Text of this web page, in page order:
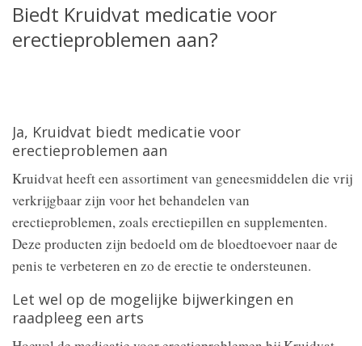
Biedt Kruidvat medicatie voor
erectieproblemen aan?
Ja, Kruidvat biedt medicatie voor
erectieproblemen aan
Kruidvat heeft een assortiment van geneesmiddelen die vrij
verkrijgbaar zijn voor het behandelen van
erectieproblemen, zoals erectiepillen en supplementen.
Deze producten zijn bedoeld om de bloedtoevoer naar de
penis te verbeteren en zo de erectie te ondersteunen.
Let wel op de mogelijke bijwerkingen en
raadpleeg een arts